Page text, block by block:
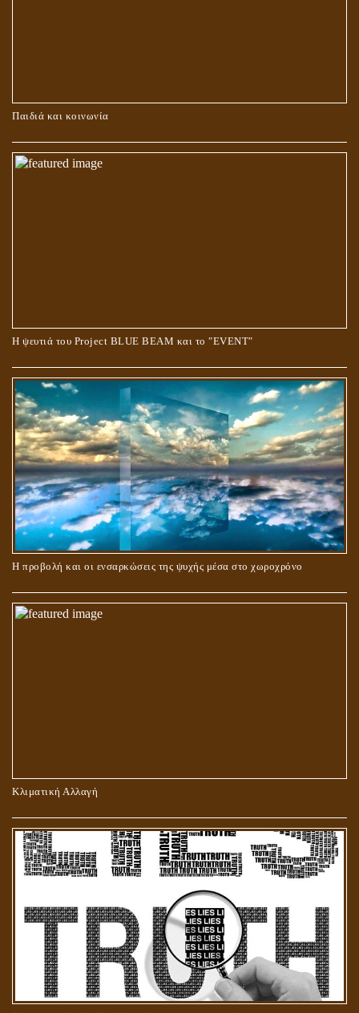
Παιδιά και κοινωνία
Η ψευτιά του Project BLUE BEAM και το ʺEVENTʺ
Η προβολή και οι ενσαρκώσεις της ψυχής μέσα στο χωροχρόνο
Κλιματική Αλλαγή
ΚΑΥΣΗ Ή ΤΑΦΗ ΤΩΝ ΝΕΚΡΩΝ?
Ο ΡΟΛΟΣ ΤΗΣ ΛΙΛΙΘ ΣΤΗ ΓΕΝΕΣΗ
ΠΕΡΙ ΓΑΜΟΥ ΚΑΙ ΔΙΑΖΥΓΙΟΥ
ΠΕΡΙ ΠΡΟΣΕΥΧΗΣ, ΝΗΣΤΕΙΑΣ ΚΑΙ ΕΛΕΗΜΟΣΥΝΗΣ
ΣΤΑΥΡΩΣΗ ΤΟΥ ΧΡΙΣΤΟΥ: ΜΥΘΟΣ Ή ΠΡΑΓΜΑΤΙΚΟΤΗΤΑ;